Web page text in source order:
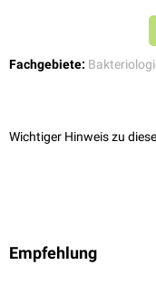
Fachgebiete:
Wichtiger Hinweis zu
Empfehlung